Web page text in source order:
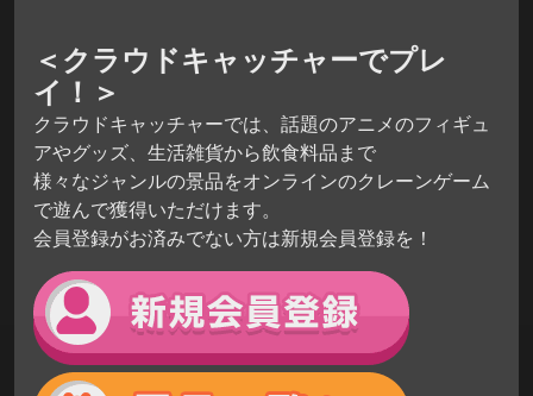
＜クラウドキャッチャーでプレ
イ！＞
クラウドキャッチャーでは、話題のアニメのフィギュ
アやグッズ、生活雑貨から飲食料品まで
様々なジャンルの景品をオンラインのクレーンゲーム
で遊んで獲得いただけます。
会員登録がお済みでない方は新規会員登録を！